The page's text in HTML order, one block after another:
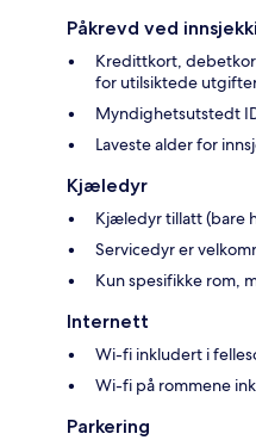
Påkrevd ved
Kredittkort,
for utilsiktede
Myndighetsutstedt
Laveste alder for
Kjæledyr
Kjæledyr tillatt (bare
Servicedyr er
Kun spesifikke rom,
Internett
Wi-fi inkludert i
Wi-fi på rommene
Parkering